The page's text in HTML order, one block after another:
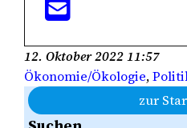
12. Oktober 2022 11:57
Ökonomie/Ökologie,
zur